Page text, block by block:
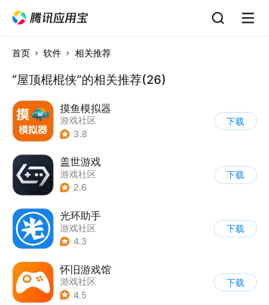
首页 软件 相关推荐
“屋顶棍棍侠”的相关推荐(26)
摸鱼模拟器
游戏社区
3.8
下载
盖世游戏
游戏社区
2.6
下载
光环助手
游戏社区
4.3
下载
怀旧游戏馆
游戏社区
4.5
下载